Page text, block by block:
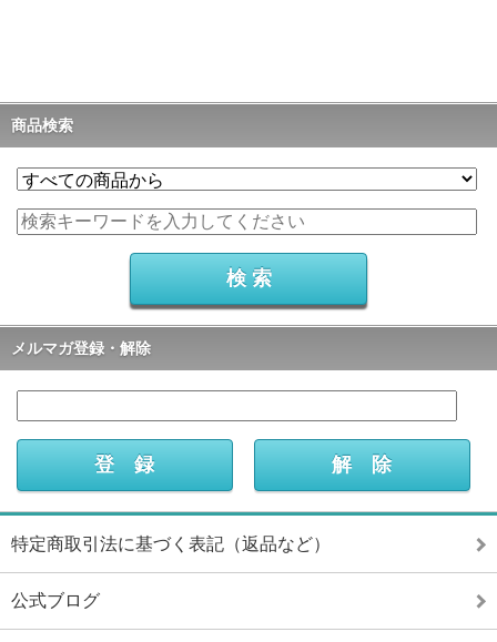
商品検索
メルマガ登録・解除
特定商取引法に基づく表記（返品など）
公式ブログ